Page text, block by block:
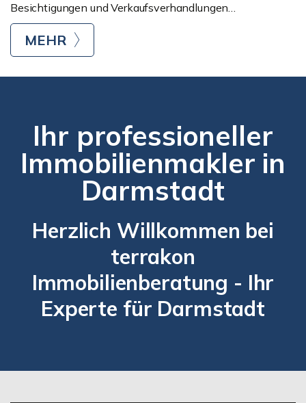
Besichtigungen und Verkaufsverhandlungen…
MEHR
Ihr professioneller
Immobilienmakler in
Darmstadt
Herzlich Willkommen bei
terrakon
Immobilienberatung - Ihr
Experte für Darmstadt